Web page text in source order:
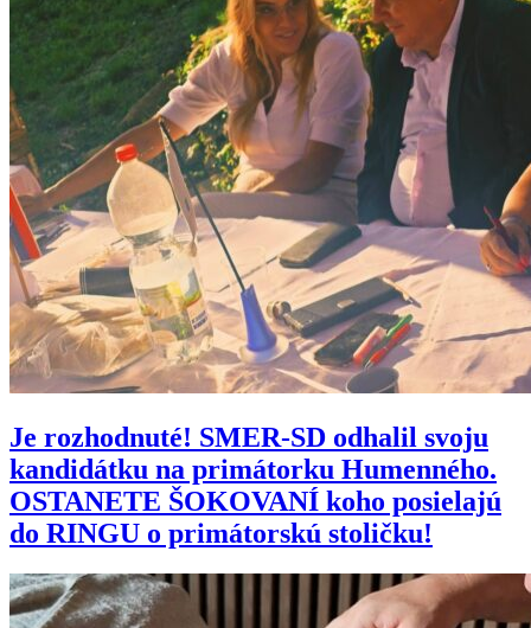
Je rozhodnuté! SMER-SD odhalil svoju
kandidátku na primátorku Humenného.
OSTANETE ŠOKOVANÍ koho posielajú
do RINGU o primátorskú stoličku!